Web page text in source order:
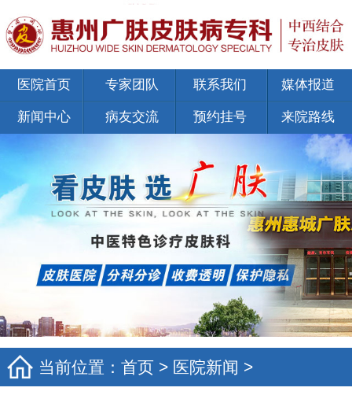
医院首页 专家团队 联系我们 媒体报道
新闻中心 病友交流 预约挂号 来院路线
当前位置： 首页 > 医院新闻 >